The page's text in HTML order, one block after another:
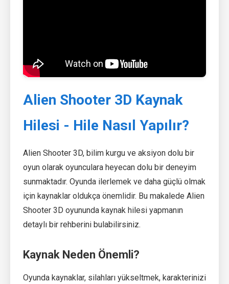
Alien Shooter 3D Kaynak
Hilesi - Hile Nasıl Yapılır?
Alien Shooter 3D, bilim kurgu ve aksiyon dolu bir
oyun olarak oyunculara heyecan dolu bir deneyim
sunmaktadır. Oyunda ilerlemek ve daha güçlü olmak
için kaynaklar oldukça önemlidir. Bu makalede Alien
Shooter 3D oyununda kaynak hilesi yapmanın
detaylı bir rehberini bulabilirsiniz.
Kaynak Neden Önemli?
Oyunda kaynaklar, silahları yükseltmek, karakterinizi